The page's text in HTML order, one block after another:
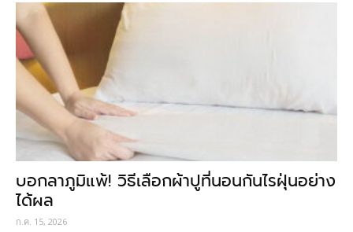
บอกลาภูมิแพ้! วิธีเลือกผ้าปูที่นอนกันไรฝุ่นอย่าง
ได้ผล
ก.ค. 15, 2026